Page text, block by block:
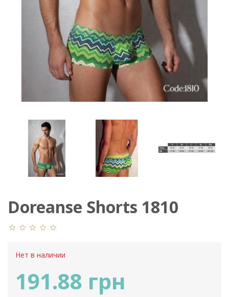
Doreanse Shorts 1810
Нет в наличии
191.88 грн